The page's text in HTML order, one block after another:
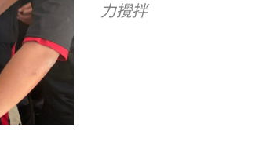
力攪拌